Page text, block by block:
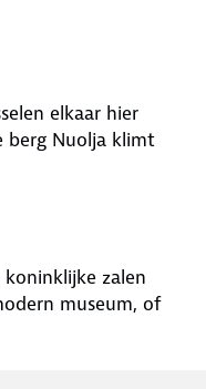
elkaar hier
berg Nuolja klimt
zalen
museum, of